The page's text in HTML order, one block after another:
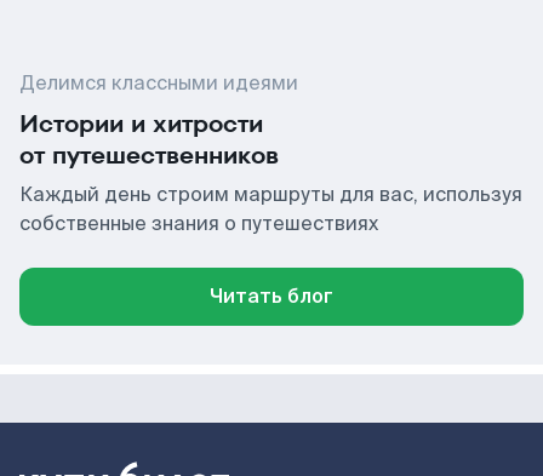
Делимся классными идеями
Истории и хитрости
от путешественников
Каждый день строим маршруты для вас, используя
собственные знания о путешествиях
Читать блог